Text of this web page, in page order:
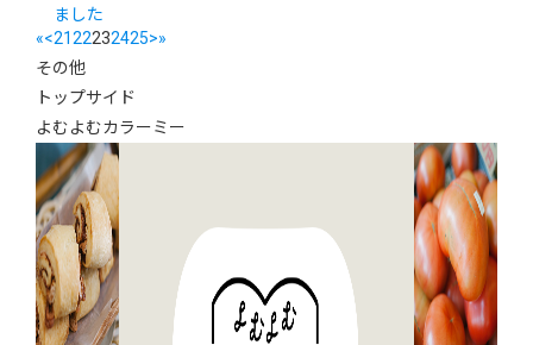
ました
«<2122232425>»
その他
トップサイド
よむよむカラーミー